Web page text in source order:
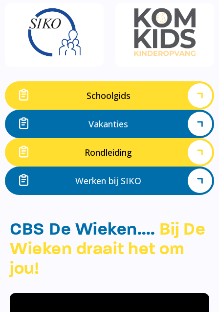
Schoolgids
Vakanties
Rondleiding
Werken bij SIKO
CBS De Wieken…. Bij De
Wieken draait het om
jou!